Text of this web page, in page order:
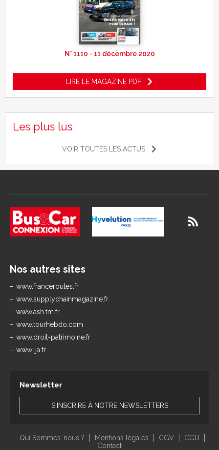
N° 1110 - 11 décembre 2020
LIRE LE MAGAZINE PDF
Les plus lus
VOIR TOUTES LES ACTUS
Nos autres sites
www.franceroutes.fr
www.supplychainmagazine.fr
www.ash.tm.fr
www.tourhebdo.com
www.droit-patrimoine.fr
www.lja.fr
Newsletter
S'INSCRIRE À NOTRE NEWSLETTERS
Qui Sommes-nous ? Mentions légales CGV
CGU
Contact